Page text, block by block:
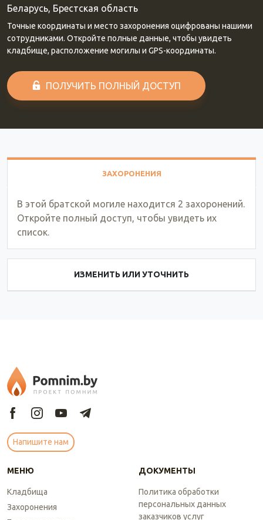
Беларусь, Брестская область
Точные координаты и место захоронения оцифрованы нашими
сотрудниками. Откройте полные данные, чтобы увидеть
кладбище, расположение могилы и GPS-координаты.
ПОЛУЧИТЬ ПОЛНЫЙ ДОСТУП
ЗАХОРОНЕНИЯ
В этой братской могиле находится 2 захоронений.
Откройте полный доступ, чтобы увидеть их
список.
ИЗМЕНИТЬ ИЛИ УТОЧНИТЬ
Напишите нам
МЕНЮ
Кладбища
Захоронения
ДОКУМЕНТЫ
Политика обработки
персональных данных
заказчиков услуг